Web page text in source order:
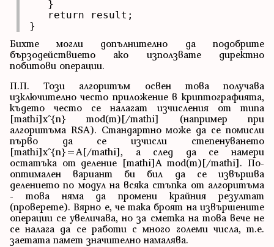
   }
   return result;
}
Бихте могли допълнително да подобрите
бързодействието ако използвате директно
побитови операции.
П.П. Този алгоритъм освен това получава
изключително често приложение в криптографията,
където често се налагат изчисления от типа
[mathi]x^{n} mod(m)[/mathi] (например при
алгоритъма RSA). Стандартно може да се помисли
първо да се изчисли степенуването
[mathi]x^{n}=A[/mathi], а след да се намери
остатъка от деление [mathi]A mod(m)[/mathi]. По-
оптимален вариант би бил да се извършва
делението по модул на всяка стъпка от алгоритъма
- това няма да промени крайния резултат
(проверете). Вярно е, че така броят на извършените
операции се увеличава, но за сметка на това вече не
се налага да се работи с много големи числа, т.е.
заетата памет значително намалява.